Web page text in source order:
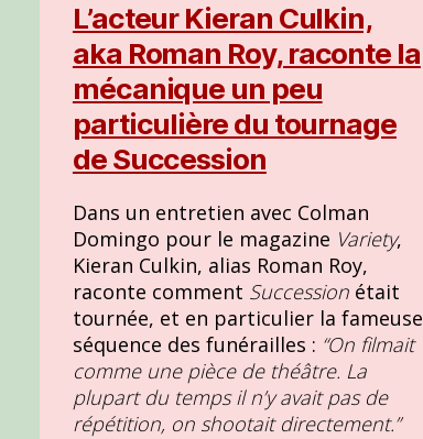
L’acteur Kieran Culkin,
aka Roman Roy, raconte la
mécanique un peu
particulière du tournage
de Succession
Dans un entretien avec Colman
Domingo pour le magazine Variety,
Kieran Culkin, alias Roman Roy,
raconte comment Successionétait
tournée, et en particulier la fameuse
séquence des funérailles : “On filmait
comme une pièce de théâtre. La
plupart du temps il n’y avait pas de
répétition, on shootait directement.”